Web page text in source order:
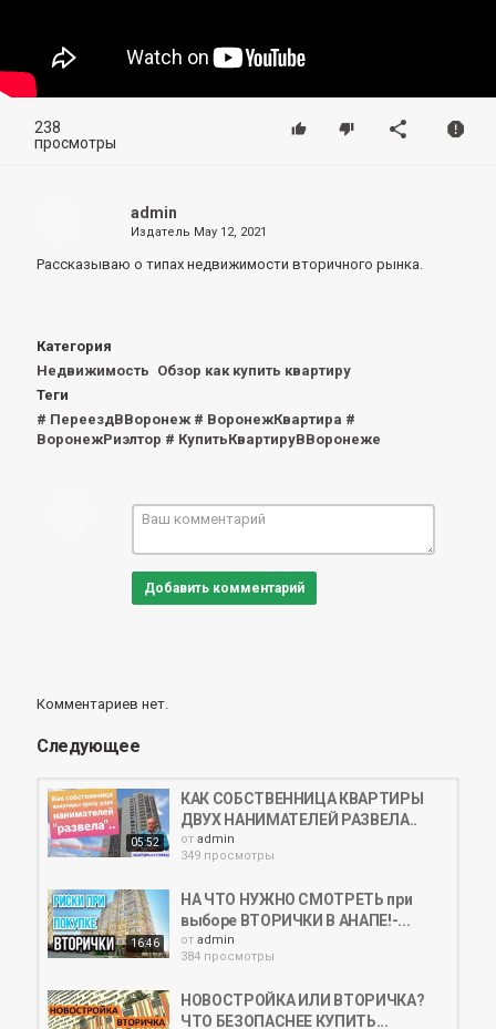
238
просмотры
admin
Издатель May 12, 2021
Рассказываю о типах недвижимости вторичного рынка.
Категория
Недвижимость Обзор как купить квартиру
Теги
# ПереездВВоронеж # ВоронежКвартира #
ВоронежРиэлтор # КупитьКвартируВВоронеже
Добавить комментарий
Комментариев нет.
Следующее
05:52
КАК СОБСТВЕННИЦА КВАРТИРЫ
ДВУХ НАНИМАТЕЛЕЙ РАЗВЕЛА..
от admin
349 просмотры
16:46
НА ЧТО НУЖНО СМОТРЕТЬ при
выборе ВТОРИЧКИ В АНАПЕ!-...
от admin
384 просмотры
НОВОСТРОЙКА ИЛИ ВТОРИЧКА?
ЧТО БЕЗОПАСНЕЕ КУПИТЬ...